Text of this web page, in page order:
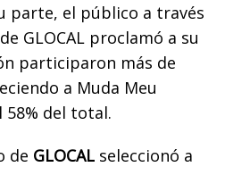
parte, el público a través
GLOCAL proclamó a su
participaron más de
a Muda Meu
58% del total.
de GLOCAL seleccionó a